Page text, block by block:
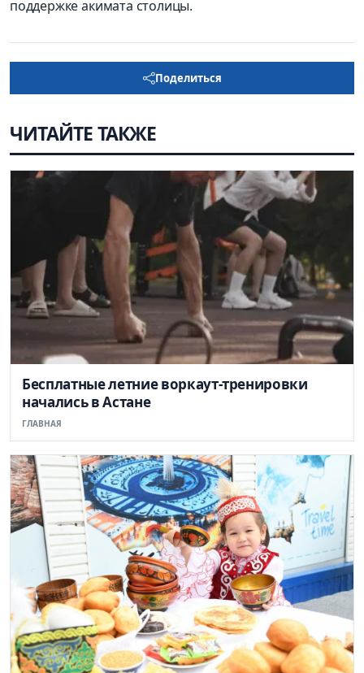
поддержке акимата столицы.
Поделиться
ЧИТАЙТЕ ТАКЖЕ
Бесплатные летние воркаут-тренировки
начались в Астане
ГЛАВНАЯ